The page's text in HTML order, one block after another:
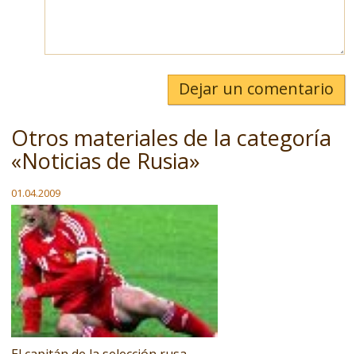
Dejar un comentario
Otros materiales de la categoría
«Noticias de Rusia»
01.04.2009